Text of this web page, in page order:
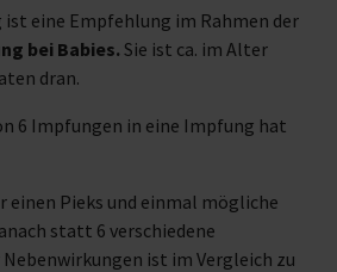
eine Empfehlung im Rahmen der
bei Babies. Sie ist ca. im Alter
dran.
6 Impfungen in eine Impfung hat
einen Pieks und einmal mögliche
statt 6 verschiedene
Nebenwirkungen ist im Vergleich zu